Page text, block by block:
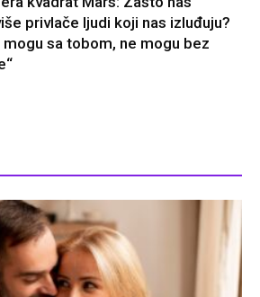
privlače ljudi koji nas izluđuju?
mogu sa tobom, ne mogu bez